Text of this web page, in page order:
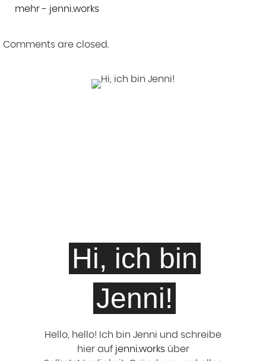
mehr - jenni.works
Comments are closed.
Hi, ich bin
Jenni!
Hello, hello! ‍Ich bin Jenni und schreibe
hier auf jenni.worksüber